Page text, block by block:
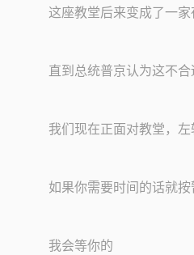
这座教堂后来变成了一家
直到总统普京认为这不
我们现在正面对教堂，
如果你需要时间的话就
我会等你的